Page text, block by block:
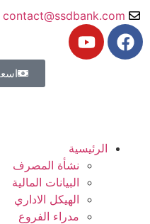
774358 183 00249
اسعار العملات
نشأة المصرف
البيانات المالية
الهيكل الاداري
مدراء الفروع